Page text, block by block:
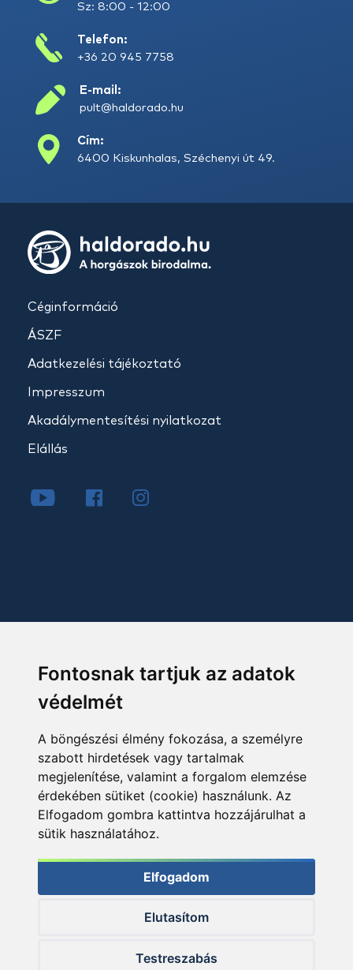
Fontosnak tartjuk az adatok
védelmét
A böngészési élmény fokozása, a személyre
szabott hirdetések vagy tartalmak
megjelenítése, valamint a forgalom elemzése
érdekében sütiket (cookie) használunk. Az
Elfogadom gombra kattintva hozzájárulhat a
sütik használatához.
Elfogadom
Elutasítom
Testreszabás
Sz: 8:00 - 12:00
Telefon:
+36 20 945 7758
E-mail:
pult@haldorado.hu
Cím:
6400 Kiskunhalas, Széchenyi út 49.
Céginformáció
ÁSZF
Adatkezelési tájékoztató
Impresszum
Akadálymentesítési nyilatkozat
Elállás